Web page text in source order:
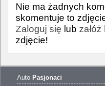
Nie ma żadnych
skomentuje to
Zaloguj się lub
zdjęcie!
Auto Pasjonaci